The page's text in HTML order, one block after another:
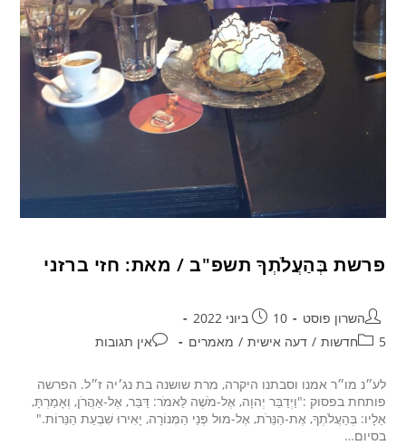
פרשת בְּהַעֲלֹתְךָ תשפ"ב / מאת: חזי ברזני
השרון פוסט
10 ביוני 2022
5חדשות
/ דעה אישית / מאמרים אין תגובות
לע״נ מו״ר אמנו וסבתנו היקרה, מרת שושנה בת נג׳יה ז״ל. הפרשה
פותחת בפסוק :"וַיְדַבֵּר יְהוָה, אֶל-מֹשֶׁה לֵּאמֹר: דַּבֵּר, אֶל-אַהֲרֹן, וְאָמַרְתָּ,
אֵלָיו: בְּהַעֲלֹתְךָ, אֶת-הַנֵּרֹת, אֶל-מוּל פְּנֵי הַמְּנוֹרָה, יָאִירוּ שִׁבְעַת הַנֵּרוֹת."
בסיום…